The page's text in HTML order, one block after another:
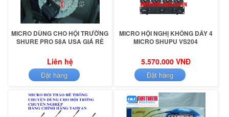
MICRO DÙNG CHO HỘI TRƯỜNG
SHURE PRO 58A USA GIÁ RẺ
Liên hệ
Đặt hàng
MICRO HỘI NGHỊ KHÔNG DÂY 4
MICRO SHUPU VS204
5.570.000 VNĐ
Đặt hàng